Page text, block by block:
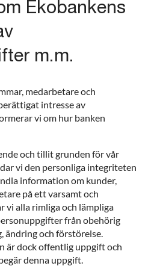
Ekobankens
m.m.
medarbetare och
intresse av
vi om hur banken
och tillit grunden för vår
vi den personliga integriteten
information om kunder,
på ett varsamt och
vi alla rimliga och lämpliga
från obehörig
ändring och förstörelse.
är dock offentlig uppgift och
denna uppgift.